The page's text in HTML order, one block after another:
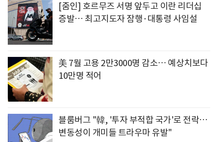
[줌인] 호르무즈 서명 앞두고 이란 리더십
증발… 최고지도자 잠행·대통령 사임설
美 7월 고용 2만3000명 감소… 예상치보다
10만명 적어
블룸버그 "韓, '투자 부적합 국가'로 전락…
변동성이 개미들 트라우마 유발"